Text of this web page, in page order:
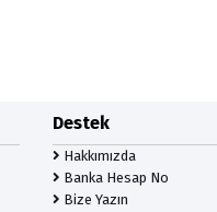
Destek
Hakkımızda
Banka Hesap No
Bize Yazın